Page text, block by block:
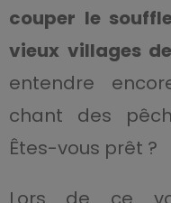
couper le
vieux villages
entendre
chant des
Êtes-vous prêt ?